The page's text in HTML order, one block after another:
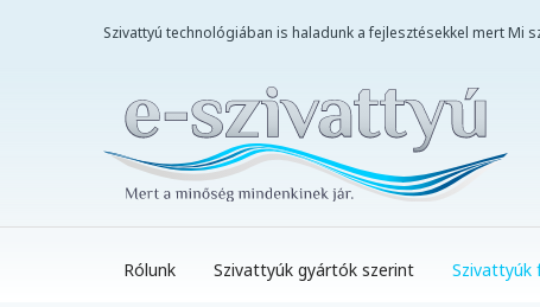
Szivattyú technológiában is haladunk a fejlesztésekkel mert Mi
Rólunk Szivattyúk gyártók szerint Szivattyúk